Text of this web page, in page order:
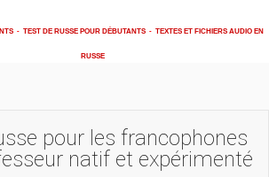
- TEST DE RUSSE POUR DÉBUTANTS - TEXTES ET FICHIERS AUDIO EN
RUSSE
pour les francophones
natif et expérimenté